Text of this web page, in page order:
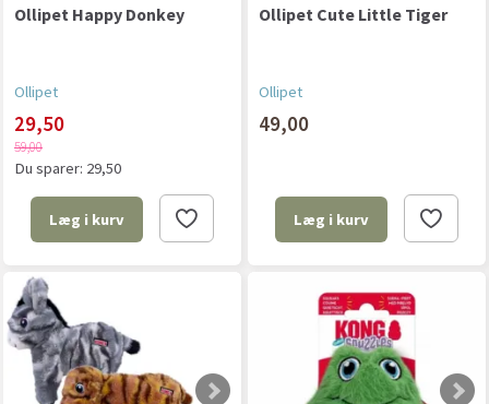
Ollipet Happy Donkey
Ollipet
29,50
59,00
Du sparer: 29,50
Læg i kurv
Ollipet Cute Little Tiger
Ollipet
49,00
Læg i kurv